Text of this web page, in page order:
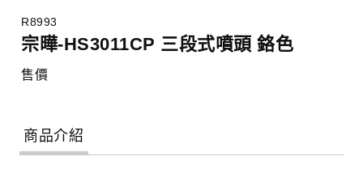
R8993
宗曄-HS3011CP 三段式噴頭 鉻色
售價
商品介紹